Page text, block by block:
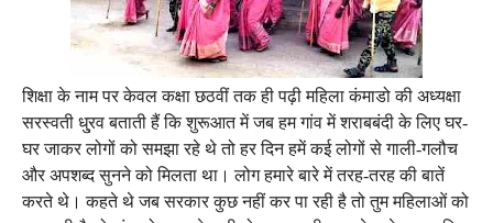
शिक्षा के नाम पर केवल कक्षा छठवीं तक ही पढ़ी महिला कंमाडो की अध्यक्षा
सरस्वती धु्रव बताती हैं कि शुरूआत में जब हम गांव में शराबबंदी के लिए घर-
घर जाकर लोगों को समझा रहे थे तो हर दिन हमें कई लोगों से गाली-गलौच
और अपशब्द सुनने को मिलता था। लोग हमारे बारे में तरह-तरह की बातें
करते थे। कहते थे जब सरकार कुछ नहीं कर पा रही है तो तुम महिलाओं को